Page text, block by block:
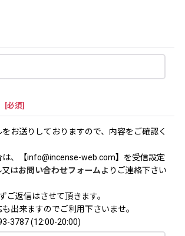
[必須]
お送りしておりますので、内容をご確認く
は、【info@incense-web.com】を受信設定
又はお問い合わせフォームよりご連絡下さい
ご返信はさせて頂きます。
出来ますのでご利用下さいませ。
3787 (12:00-20:00)